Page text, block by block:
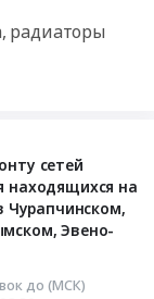
радиаторы
сетей
находящихся на
Чурапчинском,
Эвено-
до (МСК)